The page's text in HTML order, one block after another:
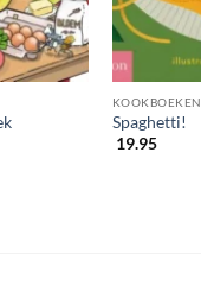
KOOKBOEKEN
Spaghetti!
19.95